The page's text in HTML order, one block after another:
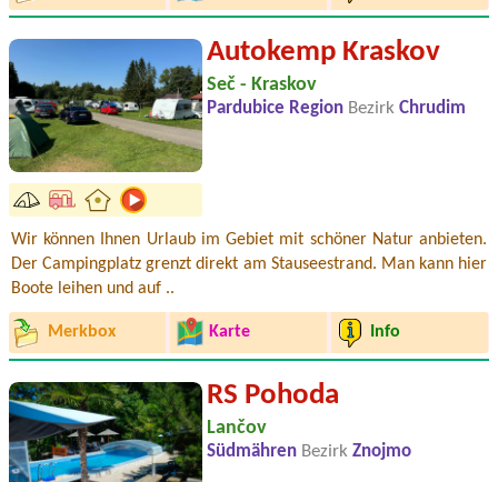
Autokemp Kraskov
Seč - Kraskov
Pardubice Region Bezirk Chrudim
Wir können Ihnen Urlaub im Gebiet mit schöner Natur anbieten.
Der Campingplatz grenzt direkt am Stauseestrand. Man kann hier
Boote leihen und auf ..
Merkbox Karte Info
RS Pohoda
Lančov
Südmähren Bezirk Znojmo